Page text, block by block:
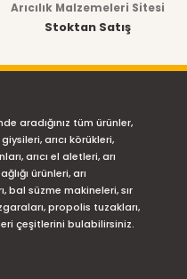
Arıcılık Malzemeleri Sitesi
Stoktan Satış
aradığınız tüm ürünler,
arıcı körükleri,
arıcı el aletleri, arı
ürünleri, arı
bal süzme makineleri, sır
propolis tuzakları,
çeşitlerini bulabilirsiniz.